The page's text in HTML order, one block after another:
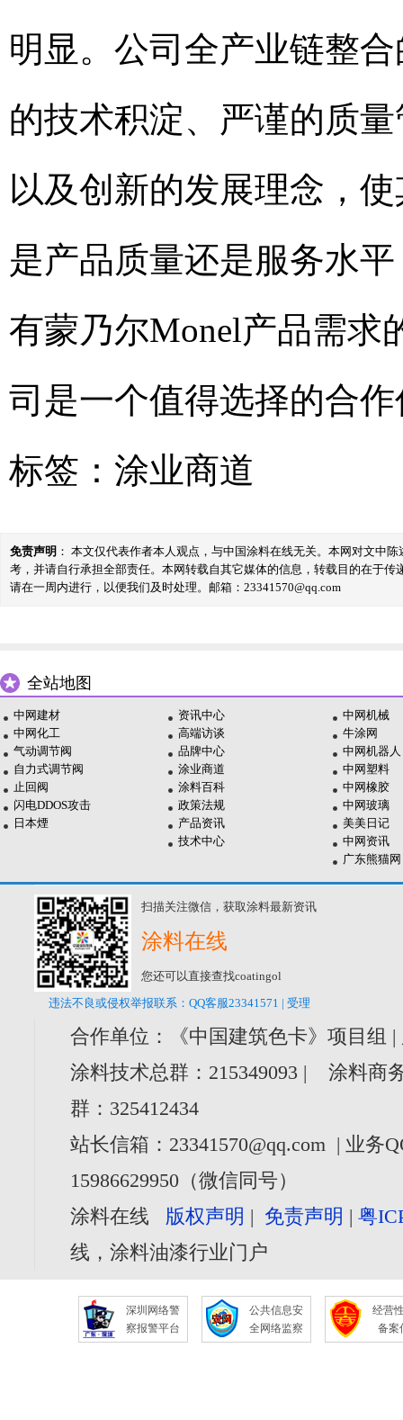
明显。公司全产业链整
的技术积淀、严谨的质
以及创新的发展理念，
是产品质量还是服务水
有蒙乃尔Monel产品需求
司是一个值得选择的合
标签： 涂业商道
免责声明 ： 本文仅代表作者本人观点，与中国涂料在线无关。本网对文中
考，并请自行承担全部责任。本网转载自其它媒体的信息，转载目的在于
请在一周内进行，以便我们及时处理。邮箱：23341570@qq.com
全站地图
中网建材
中网化工
气动调节阀
自力式调节阀
止回阀
闪电DDOS攻击
日本煙
资讯中心
高端访谈
品牌中心
涂业商道
涂料百科
政策法规
产品资讯
技术中心
中网机械
牛涂网
中网机器人
中网塑料
中网橡胶
中网玻璃
美美日记
中网资讯
广东熊猫网
扫描关注微信，获取涂料最新资讯
涂料在线
您还可以直接查找coatingol
违法不良或侵权举报联系：QQ客服23341571 | 受理
合作单位：《中国建筑色卡》项目组
涂料技术总群：215349093 | 涂料商
群：325412434
站长信箱：23341570@qq.com | 业务
15986629950（微信同号）
涂料在线 版权声明 | 免责声明 |粤
线，涂料油漆行业门户
深圳网络警
察报警平台
公共信息安
全网络监察
经营
备案